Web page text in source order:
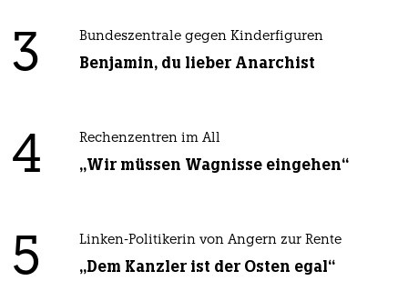
3 Bundeszentrale gegen Kinderfiguren
Benjamin, du lieber Anarchist
4 Rechenzentren im All
„Wir müssen Wagnisse eingehen“
5 Linken-Politikerin von Angern zur Rente
„Dem Kanzler ist der Osten egal“